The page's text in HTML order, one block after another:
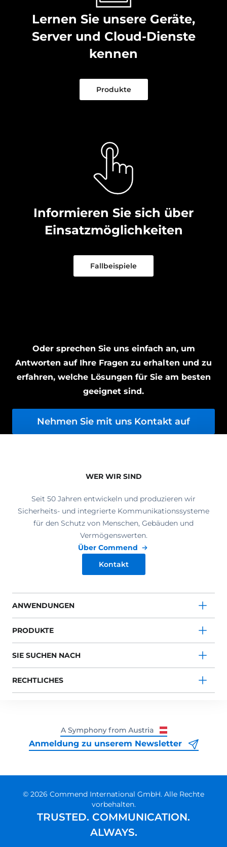
Lernen Sie unsere Geräte,
Server und Cloud-Dienste
kennen
Produkte
Informieren Sie sich über
Einsatzmöglichkeiten
Fallbeispiele
Oder sprechen Sie uns einfach an, um
Antworten auf Ihre Fragen zu erhalten und zu
erfahren, welche Lösungen für Sie am besten
geeignet sind.
Nehmen Sie mit uns Kontakt auf
WER WIR SIND
Seit 50 Jahren entwickeln und produzieren wir
Sicherheits- und integrierte Kommunikationssysteme
für den Schutz von Menschen, Gebäuden und
Vermögenswerten.
Über Commend
Kontakt
ANWENDUNGEN
PRODUKTE
SIE SUCHEN NACH
RECHTLICHES
Anmeldung zu unserem Newsletter
© 2026 Commend International GmbH. Alle Rechte
vorbehalten.
TRUSTED. COMMUNICATION.
ALWAYS.